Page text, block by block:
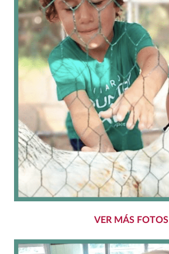
VER MÁS FOTOS